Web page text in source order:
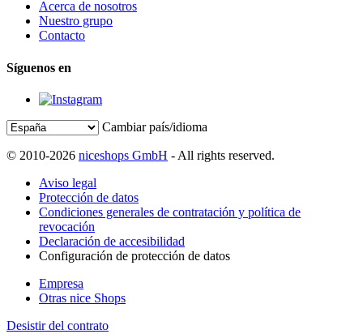
Acerca de nosotros
Nuestro grupo
Contacto
Síguenos en
Cambiar país/idioma
© 2010-2026 niceshops GmbH - All rights reserved.
Aviso legal
Protección de datos
Condiciones generales de contratación y política de
revocación
Declaración de accesibilidad
Configuración de protección de datos
Empresa
Otras nice Shops
Desistir del contrato